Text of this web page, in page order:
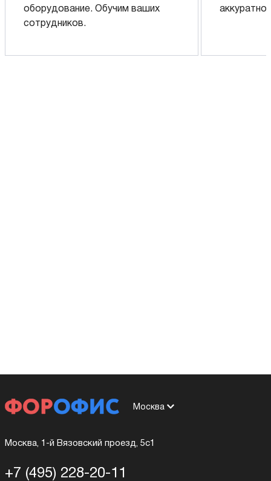
оборудование. Обучим ваших
сотрудников.
аккуратно
Москва
Москва, 1-й Вязовский проезд, 5с1
+7 (495) 228-20-11